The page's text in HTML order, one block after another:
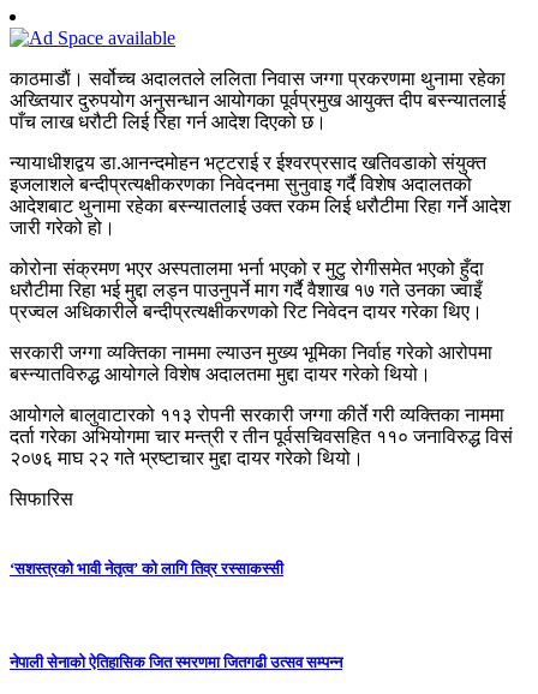
काठमाडाैं। सर्वोच्च अदालतले ललिता निवास जग्गा प्रकरणमा थुनामा रहेका
अख्तियार दुरुपयोग अनुसन्धान आयोगका पूर्वप्रमुख आयुक्त दीप बस्न्यातलाई
पाँच लाख धरौटी लिई रिहा गर्न आदेश दिएको छ।
न्यायाधीशद्वय डा.आनन्दमोहन भट्टराई र ईश्वरप्रसाद खतिवडाको संयुक्त
इजलाशले बन्दीप्रत्यक्षीकरणका निवेदनमा सुनुवाइ गर्दै विशेष अदालतको
आदेशबाट थुनामा रहेका बस्न्यातलाई उक्त रकम लिई धरौटीमा रिहा गर्ने आदेश
जारी गरेको हो।
कोरोना संक्रमण भएर अस्पतालमा भर्ना भएको र मुटु रोगीसमेत भएको हुँदा
धरौटीमा रिहा भई मुद्दा लड्न पाउनुपर्ने माग गर्दै वैशाख १७ गते उनका ज्वाइँ
प्रज्वल अधिकारीले बन्दीप्रत्यक्षीकरणको रिट निवेदन दायर गरेका थिए।
सरकारी जग्गा व्यक्तिका नाममा ल्याउन मुख्य भूमिका निर्वाह गरेको आरोपमा
बस्न्यातविरुद्ध आयोगले विशेष अदालतमा मुद्दा दायर गरेको थियो।
आयोगले बालुवाटारको ११३ रोपनी सरकारी जग्गा कीर्ते गरी व्यक्तिका नाममा
दर्ता गरेका अभियोगमा चार मन्त्री र तीन पूर्वसचिवसहित ११० जनाविरुद्ध विसं
२०७६ माघ २२ गते भ्रष्टाचार मुद्दा दायर गरेको थियो।
सिफारिस
‘सशस्त्रको भावी नेतृत्व’ को लागि तिव्र रस्साकस्सी
नेपाली सेनाको ऐतिहासिक जित स्मरणमा जितगढी उत्सव सम्पन्न